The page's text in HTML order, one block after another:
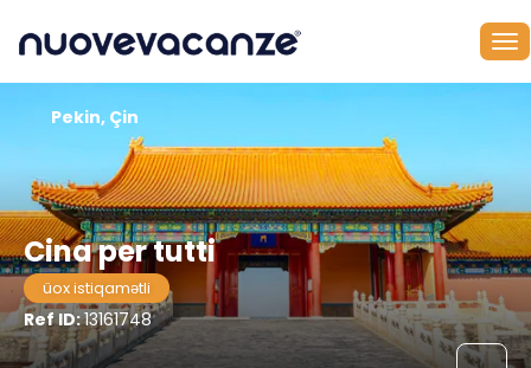
Cina per tutti
üox istiqamətli
Ref ID:13161748
Pekin, Çin